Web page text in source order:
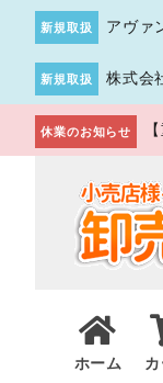
新規取扱 アヴァ
新規取扱 株式会
休業のお知らせ
ホーム